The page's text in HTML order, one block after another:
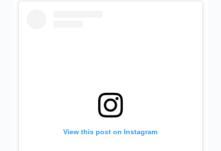
View this post on Instagram